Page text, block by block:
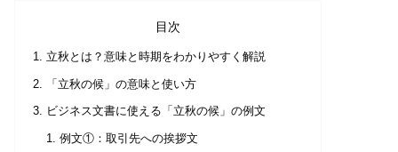
目次
立秋とは？意味と時期をわかりやすく解説
「立秋の候」の意味と使い方
ビジネス文書に使える「立秋の候」の例文
例文①：取引先への挨拶文